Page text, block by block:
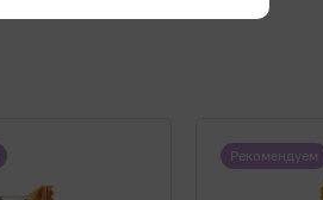
Рекомендуем